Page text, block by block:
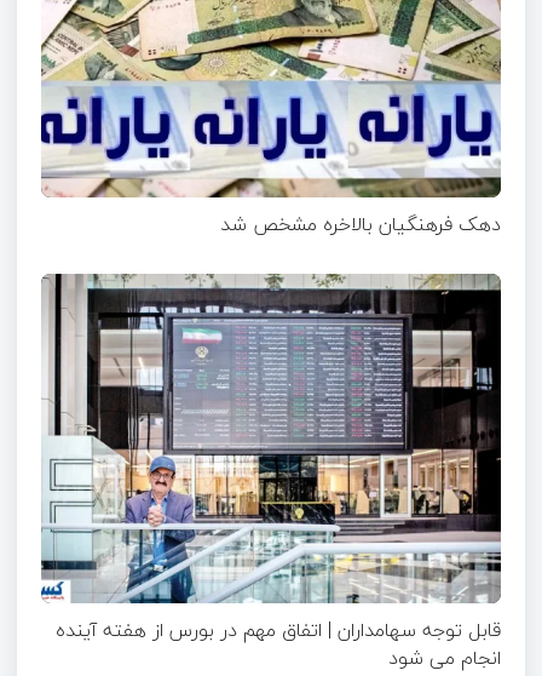
دهک فرهنگیان بالاخره مشخص شد
قابل توجه سهامداران | اتفاق مهم در بورس از هفته آینده
انجام می شود